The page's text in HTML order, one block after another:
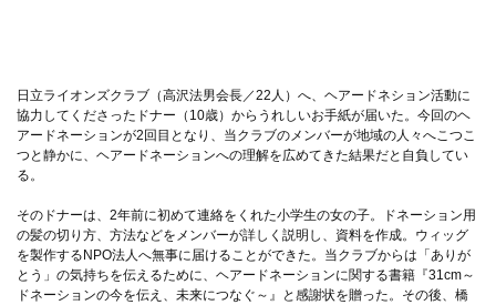
日立ライオンズクラブ（高沢法男会長／22人）へ、ヘアードネション活動に
協力してくださったドナー（10歳）からうれしいお手紙が届いた。今回のヘ
アードネーションが2回目となり、当クラブのメンバーが地域の人々へこつこ
つと静かに、ヘアードネーションへの理解を広めてきた結果だと自負してい
る。
そのドナーは、2年前に初めて連絡をくれた小学生の女の子。ドネーション用
の髪の切り方、方法などをメンバーが詳しく説明し、資料を作成。ウィッグ
を製作するNPO法人へ無事に届けることができた。当クラブからは「ありが
とう」の気持ちを伝えるために、ヘアードネーションに関する書籍『31cm～
ドネーションの今を伝え、未来につなぐ～』と感謝状を贈った。その後、橋